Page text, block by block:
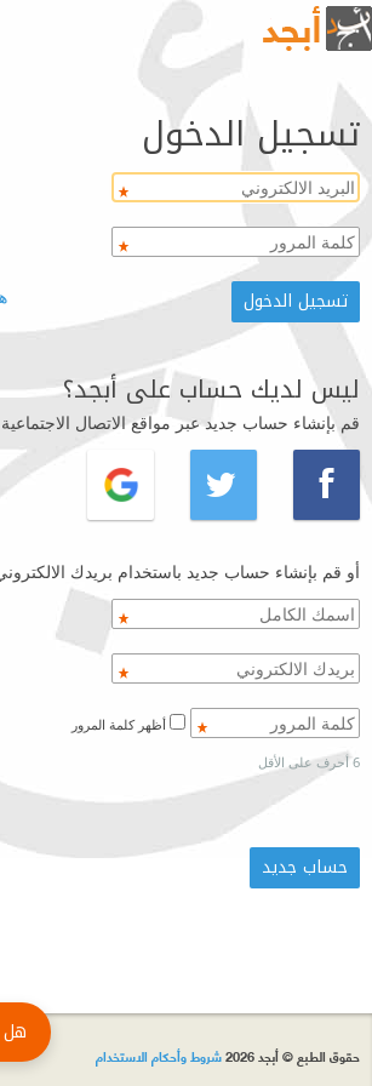
تسجيل الدخول
ليس لديك حساب على أبجد؟
قم بإنشاء حساب جديد عبر مواقع الاتصال الاجتماعية
أو قم بإنشاء حساب جديد باستخدام بريدك
6 أحرف على الأقل
حقوق الطبع © أبجد 2026 شروط وأحكام الاستخدام
هل